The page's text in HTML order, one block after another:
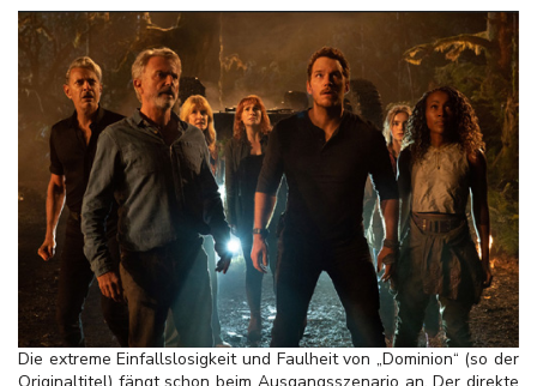
Die extreme Einfallslosigkeit und Faulheit von „Dominion“ (so der